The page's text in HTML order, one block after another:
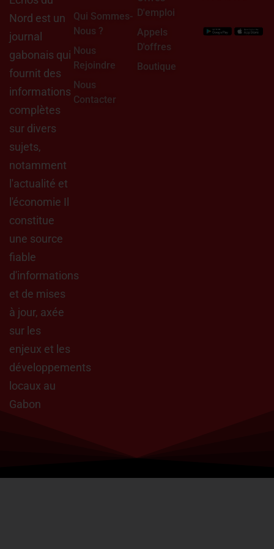
Nord est un
journal
gabonais qui
fournit des
informations
complètes
sur divers
sujets,
notamment
l'actualité et
l'économie Il
constitue
une source
fiable
d'informations
et de mises
à jour, axée
sur les
enjeux et les
développements
locaux au
Gabon
Qui Sommes-
Nous ?
Nous
Rejoindre
Nous
Contacter
D'emploi
Appels
D'offres
Boutique